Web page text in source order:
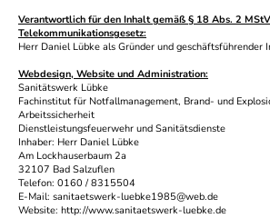
Verantwortlich für den Inhalt gemäß § 18 Abs. 2
Telekommunikationsgesetz:
Herr Daniel Lübke als Gründer und geschäftsführender
Webdesign, Website und Administration:
Sanitätswerk Lübke
Fachinstitut für Notfallmanagement, Brand- und
Arbeitssicherheit
Dienstleistungsfeuerwehr und Sanitätsdienste
Inhaber: Herr Daniel Lübke
Am Lockhauserbaum 2a
32107 Bad Salzuflen
Telefon: 0160 / 8315504
E-Mail: sanitaetswerk-luebke1985@web.de
Website: http://www.sanitaetswerk-luebke.de